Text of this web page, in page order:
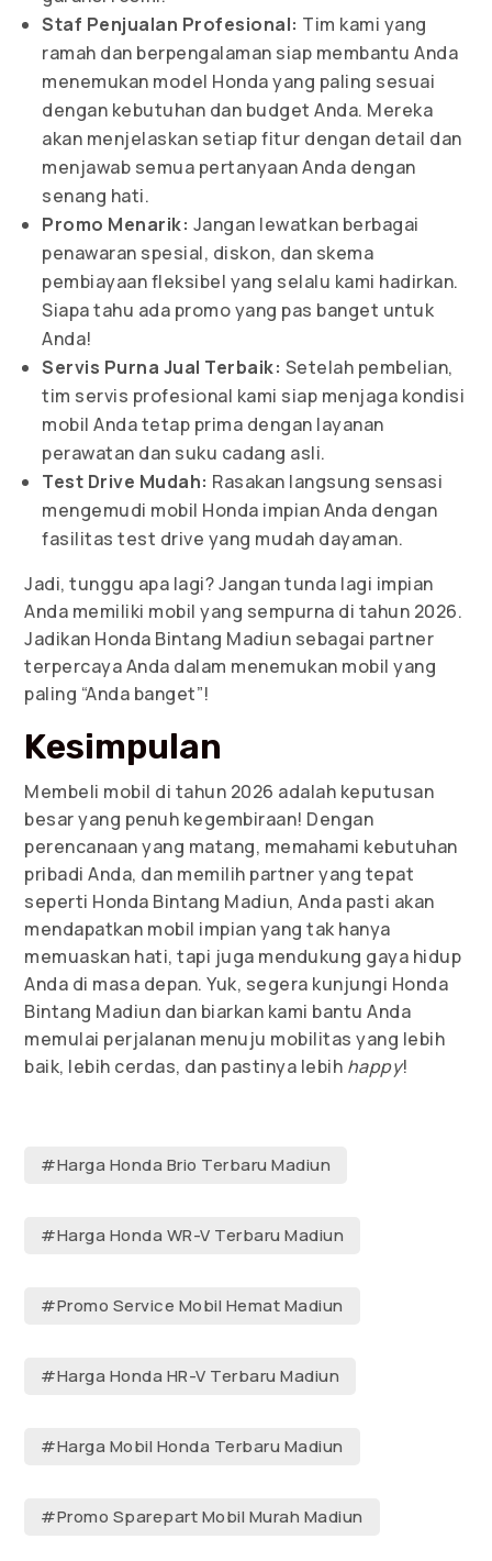
Staf Penjualan Profesional: Tim kami yang
ramah dan berpengalaman siap membantu Anda
menemukan model Honda yang paling sesuai
dengan kebutuhan dan budget Anda. Mereka
akan menjelaskan setiap fitur dengan detail dan
menjawab semua pertanyaan Anda dengan
senang hati.
Promo Menarik: Jangan lewatkan berbagai
penawaran spesial, diskon, dan skema
pembiayaan fleksibel yang selalu kami hadirkan.
Siapa tahu ada promo yang pas banget untuk
Anda!
Servis Purna Jual Terbaik: Setelah pembelian,
tim servis profesional kami siap menjaga kondisi
mobil Anda tetap prima dengan layanan
perawatan dan suku cadang asli.
Test Drive Mudah: Rasakan langsung sensasi
mengemudi mobil Honda impian Anda dengan
fasilitas test drive yang mudah dayaman.
Jadi, tunggu apa lagi? Jangan tunda lagi impian
Anda memiliki mobil yang sempurna di tahun 2026.
Jadikan Honda Bintang Madiun sebagai partner
terpercaya Anda dalam menemukan mobil yang
paling “Anda banget”!
Kesimpulan
Membeli mobil di tahun 2026 adalah keputusan
besar yang penuh kegembiraan! Dengan
perencanaan yang matang, memahami kebutuhan
pribadi Anda, dan memilih partner yang tepat
seperti Honda Bintang Madiun, Anda pasti akan
mendapatkan mobil impian yang tak hanya
memuaskan hati, tapi juga mendukung gaya hidup
Anda di masa depan. Yuk, segera kunjungi Honda
Bintang Madiun dan biarkan kami bantu Anda
memulai perjalanan menuju mobilitas yang lebih
baik, lebih cerdas, dan pastinya lebih happy!
#Harga Honda Brio Terbaru Madiun
#Harga Honda WR-V Terbaru Madiun
#Promo Service Mobil Hemat Madiun
#Harga Honda HR-V Terbaru Madiun
#Harga Mobil Honda Terbaru Madiun
#Promo Sparepart Mobil Murah Madiun